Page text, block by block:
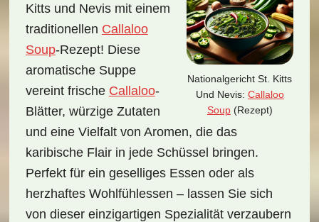
Nationalgericht St. Kitts
Und Nevis: Callaloo
Soup(Rezept)
Kitts und Nevis mit einem
traditionellen Callaloo
Soup-Rezept! Diese
aromatische Suppe
vereint frische Callaloo-
Blätter, würzige Zutaten
und eine Vielfalt von Aromen, die das
karibische Flair in jede Schüssel bringen.
Perfekt für ein geselliges Essen oder als
herzhaftes Wohlfühlessen – lassen Sie sich
von dieser einzigartigen Spezialität verzaubern